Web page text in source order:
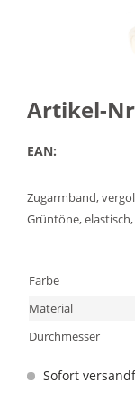
Artikel-
EAN:
Zugarmband,
Grüntöne,
Farbe
Material
Durchmesser
Sofort